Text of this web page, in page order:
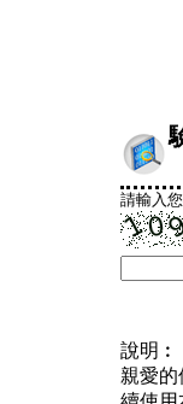
請輸入
說明︰
親愛